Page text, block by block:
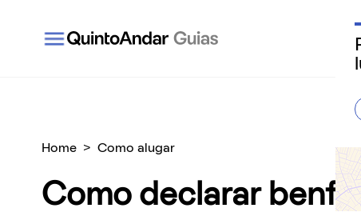
QuintoAndar Guias - Inspiração e tudo o que
Home > Como alugar
Como declarar